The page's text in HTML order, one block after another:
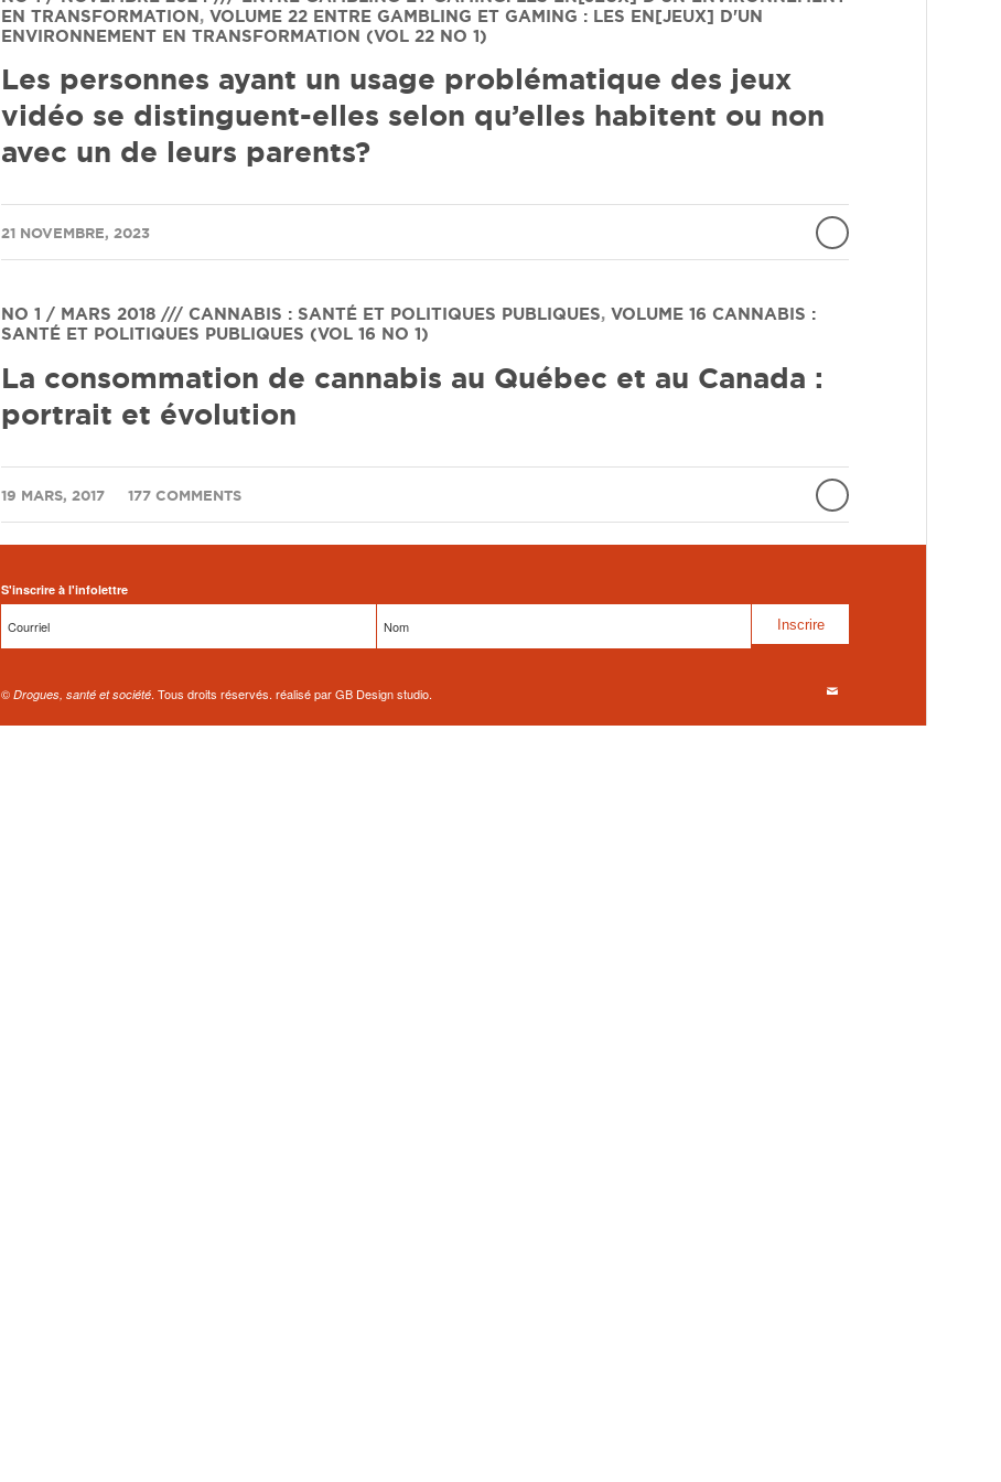
EN TRANSFORMATION, VOLUME 22 ENTRE GAMBLING ET GAMING : LES EN[JEUX] D'UN
ENVIRONNEMENT EN TRANSFORMATION (VOL 22 NO 1)
Les personnes ayant un usage problématique des jeux
vidéo se distinguent-elles selon qu’elles habitent ou non
avec un de leurs parents?
21 NOVEMBRE, 2023
/
NO 1 / MARS 2018 /// CANNABIS : SANTÉ ET POLITIQUES PUBLIQUES, VOLUME 16 CANNABIS :
SANTÉ ET POLITIQUES PUBLIQUES (VOL 16 NO 1)
La consommation de cannabis au Québec et au Canada :
portrait et évolution
19 MARS, 2017 177 COMMENTS
S'inscrire à l'infolettre
© Drogues, santé et société. Tous droits réservés. réalisé par GB Design studio.